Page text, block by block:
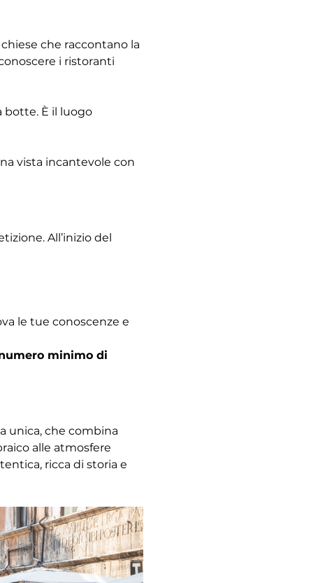
che raccontano la
i ristoranti
botte. È il luogo
vista incantevole con
All’inizio del
le tue conoscenze e
minimo di
unica, che combina
alle atmosfere
ricca di storia e